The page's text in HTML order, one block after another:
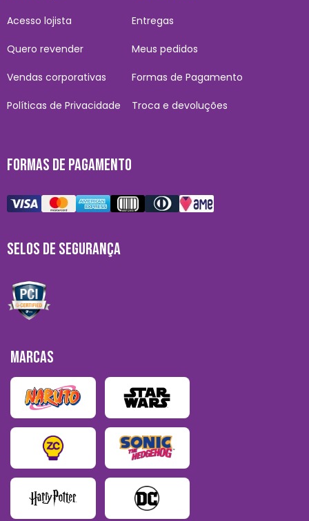
Acesso lojista
Quero revender
Vendas corporativas
Políticas de Privacidade
Entregas
Meus pedidos
Formas de Pagamento
Troca e devoluções
FORMAS DE PAGAMENTO
SELOS DE SEGURANÇA
MARCAS